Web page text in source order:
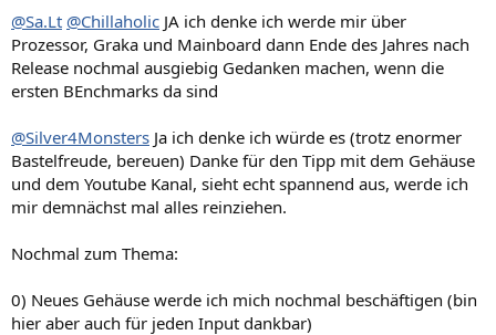
@Sa.Lt @Chillaholic JA ich denke ich werde mir über
Prozessor, Graka und Mainboard dann Ende des Jahres nach
Release nochmal ausgiebig Gedanken machen, wenn die
ersten BEnchmarks da sind
@Silver4Monsters Ja ich denke ich würde es (trotz enormer
Bastelfreude, bereuen) Danke für den Tipp mit dem Gehäuse
und dem Youtube Kanal, sieht echt spannend aus, werde ich
mir demnächst mal alles reinziehen.
Nochmal zum Thema:
0) Neues Gehäuse werde ich mich nochmal beschäftigen (bin
hier aber auch für jeden Input dankbar)